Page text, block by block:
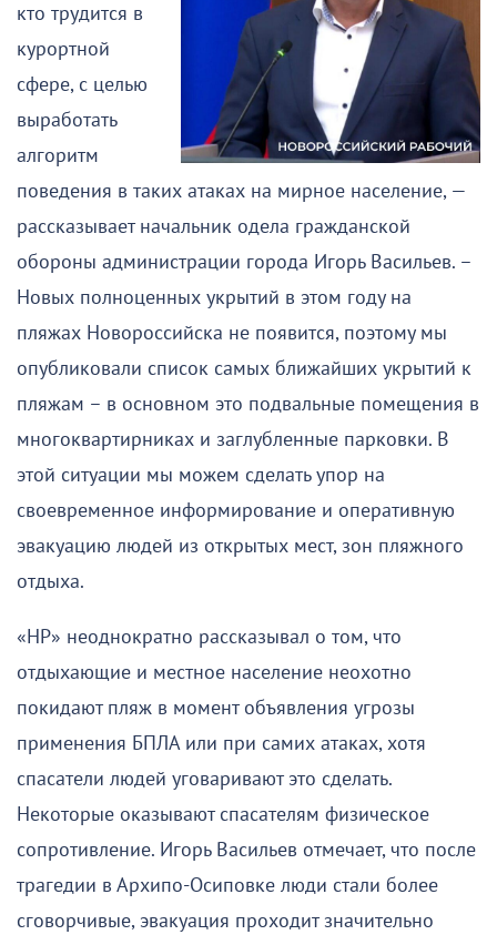
кто трудится в
курортной
сфере, с целью
выработать
алгоритм
поведения в таких атаках на мирное население, —
рассказывает начальник одела гражданской
обороны администрации города Игорь Васильев. –
Новых полноценных укрытий в этом году на
пляжах Новороссийска не появится, поэтому мы
опубликовали список самых ближайших укрытий к
пляжам – в основном это подвальные помещения в
многоквартирниках и заглубленные парковки. В
этой ситуации мы можем сделать упор на
своевременное информирование и оперативную
эвакуацию людей из открытых мест, зон пляжного
отдыха.
«НР» неоднократно рассказывал о том, что
отдыхающие и местное население неохотно
покидают пляж в момент объявления угрозы
применения БПЛА или при самих атаках, хотя
спасатели людей уговаривают это сделать.
Некоторые оказывают спасателям физическое
сопротивление. Игорь Васильев отмечает, что после
трагедии в Архипо-Осиповке люди стали более
сговорчивые, эвакуация проходит значительно